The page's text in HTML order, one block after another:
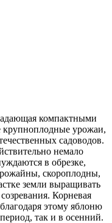
компактными
урожаи,
садоводов.
немало
в обрезке,
скороплодны,
земли выращивать
Корневая
этому яблоню
так и в осенний.